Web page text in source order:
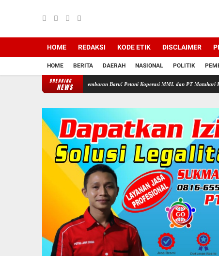
HOME REDAKSI KODE ETIK DISCLAIMER
HOME BERITA DAERAH NASIONAL POLITIK
BREAKING
NEWS
"Buka Lembaran Baru! Petani Koperasi MML dan PT Matahari Kubu